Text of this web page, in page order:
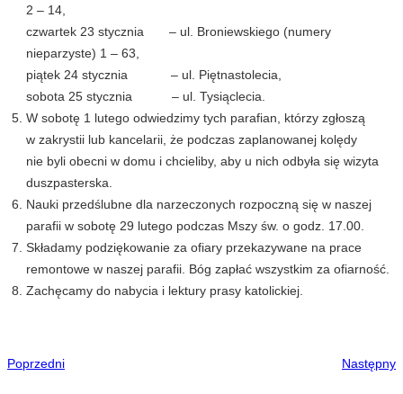
2 – 14,
czwartek 23 stycznia – ul. Broniewskiego (numery
nieparzyste) 1 – 63,
piątek 24 stycznia – ul. Piętnastolecia,
sobota 25 stycznia – ul. Tysiąclecia.
W sobotę 1 lutego odwiedzimy tych parafian, którzy zgłoszą
w zakrystii lub kancelarii, że podczas zaplanowanej kolędy
nie byli obecni w domu i chcieliby, aby u nich odbyła się wizyta
duszpasterska.
Nauki przedślubne dla narzeczonych rozpoczną się w naszej
parafii w sobotę 29 lutego podczas Mszy św. o godz. 17.00.
Składamy podziękowanie za ofiary przekazywane na prace
remontowe w naszej parafii. Bóg zapłać wszystkim za ofiarność.
Zachęcamy do nabycia i lektury prasy katolickiej.
Poprzedni Następny